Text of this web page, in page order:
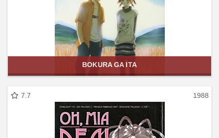
BOKURA GA ITA
7.7 1988